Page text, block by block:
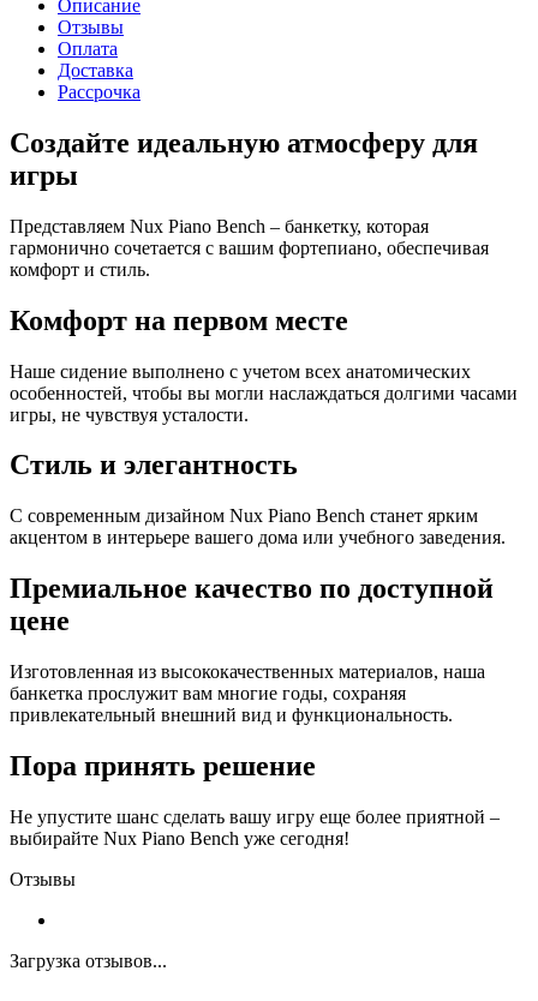
Описание
Отзывы
Оплата
Доставка
Рассрочка
Создайте идеальную атмосферу для
игры
Представляем Nux Piano Bench – банкетку, которая
гармонично сочетается с вашим фортепиано, обеспечивая
комфорт и стиль.
Комфорт на первом месте
Наше сидение выполнено с учетом всех анатомических
особенностей, чтобы вы могли наслаждаться долгими часами
игры, не чувствуя усталости.
Стиль и элегантность
С современным дизайном Nux Piano Bench станет ярким
акцентом в интерьере вашего дома или учебного заведения.
Премиальное качество по доступной
цене
Изготовленная из высококачественных материалов, наша
банкетка прослужит вам многие годы, сохраняя
привлекательный внешний вид и функциональность.
Пора принять решение
Не упустите шанс сделать вашу игру еще более приятной –
выбирайте Nux Piano Bench уже сегодня!
Отзывы
Загрузка отзывов...